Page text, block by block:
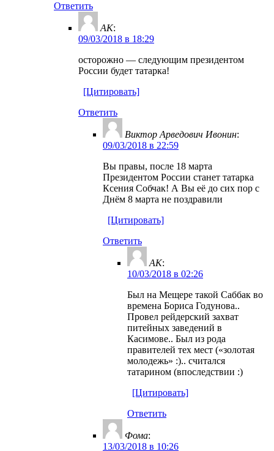
Ответить
AK:
09/03/2018 в 18:29
осторожно — следующим президентом
России будет татарка!
[Цитировать]
Ответить
Виктор Арведович Ивонин:
09/03/2018 в 22:59
Вы правы, после 18 марта
Президентом России станет татарка
Ксения Собчак! А Вы её до сих пор с
Днём 8 марта не поздравили
[Цитировать]
Ответить
AK:
10/03/2018 в 02:26
Был на Мещере такой Саббак во
времена Бориса Годунова..
Провел рейдерский захват
питейных заведений в
Касимове.. Был из рода
правителей тех мест («золотая
молодежь» :).. считался
татарином (впоследствии :)
[Цитировать]
Ответить
Фома:
13/03/2018 в 10:26